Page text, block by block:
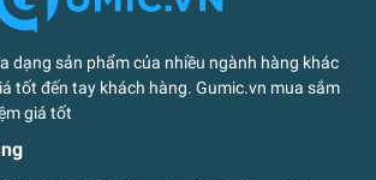
dạng sản phẩm của nhiều ngành hàng khác
tốt đến tay khách hàng. Gumic.vn mua sắm
giá tốt